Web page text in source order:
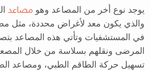
يوجد نوع أخر من المصاعد وهو مصاعد
والذي يكون معد لأغراض محددة، مثل
في المستشفيات وتأتي هذه المصاعد
المرضى ونقلهم بسلاسة من خلال
تسهيل حركة الطاقم الطبي، ومصاعد